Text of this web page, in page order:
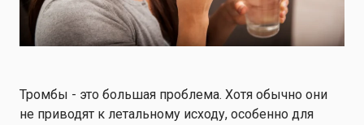
Тромбы - это большая проблема. Хотя обычно они
не приводят к летальному исходу, особенно для